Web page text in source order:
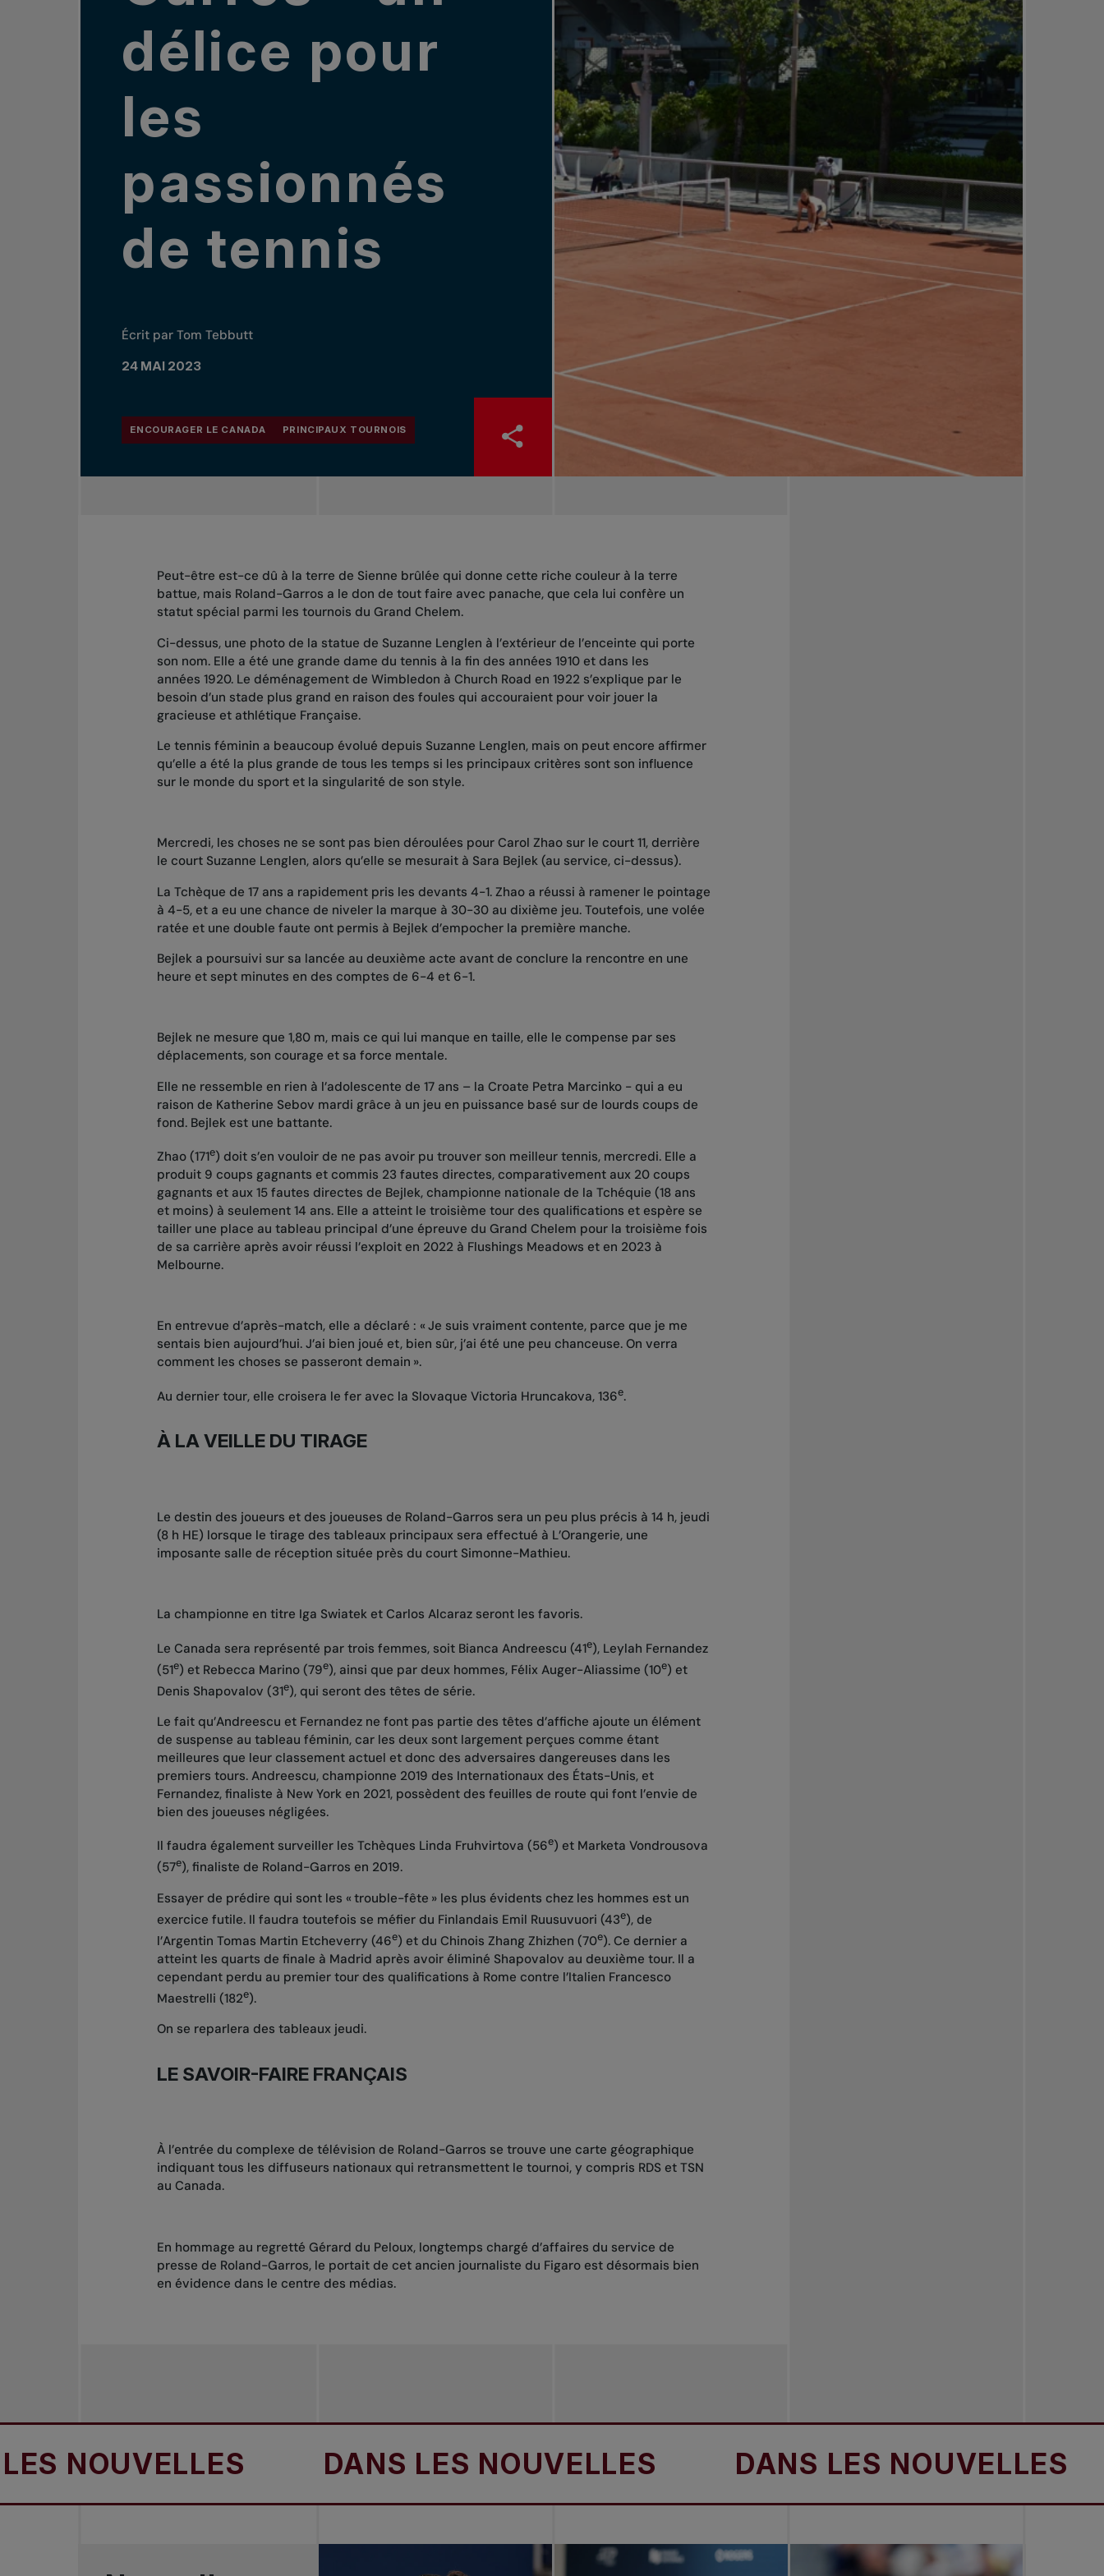
délice pour
les
passionnés
de tennis
Écrit par Tom Tebbutt
24 MAI 2023
ENCOURAGER LE CANADA PRINCIPAUX TOURNOIS
Peut-être est-ce dû à la terre de Sienne brûlée qui donne cette riche couleur à la terre
battue, mais Roland-Garros a le don de tout faire avec panache, que cela lui confère un
statut spécial parmi les tournois du Grand Chelem.
Ci-dessus, une photo de la statue de Suzanne Lenglen à l’extérieur de l’enceinte qui porte
son nom. Elle a été une grande dame du tennis à la fin des années 1910 et dans les
années 1920. Le déménagement de Wimbledon à Church Road en 1922 s’explique par le
besoin d’un stade plus grand en raison des foules qui accouraient pour voir jouer la
gracieuse et athlétique Française.
Le tennis féminin a beaucoup évolué depuis Suzanne Lenglen, mais on peut encore affirmer
qu’elle a été la plus grande de tous les temps si les principaux critères sont son influence
sur le monde du sport et la singularité de son style.
Mercredi, les choses ne se sont pas bien déroulées pour Carol Zhao sur le court 11, derrière
le court Suzanne Lenglen, alors qu’elle se mesurait à Sara Bejlek (au service, ci-dessus).
La Tchèque de 17 ans a rapidement pris les devants 4-1. Zhao a réussi à ramener le pointage
à 4-5, et a eu une chance de niveler la marque à 30-30 au dixième jeu. Toutefois, une volée
ratée et une double faute ont permis à Bejlek d’empocher la première manche.
Bejlek a poursuivi sur sa lancée au deuxième acte avant de conclure la rencontre en une
heure et sept minutes en des comptes de 6-4 et 6-1.
Bejlek ne mesure que 1,80 m, mais ce qui lui manque en taille, elle le compense par ses
déplacements, son courage et sa force mentale.
Elle ne ressemble en rien à l’adolescente de 17 ans – la Croate Petra Marcinko - qui a eu
raison de Katherine Sebov mardi grâce à un jeu en puissance basé sur de lourds coups de
fond. Bejlek est une battante.
Zhao (171e) doit s’en vouloir de ne pas avoir pu trouver son meilleur tennis, mercredi. Elle a
produit 9 coups gagnants et commis 23 fautes directes, comparativement aux 20 coups
gagnants et aux 15 fautes directes de Bejlek, championne nationale de la Tchéquie (18 ans
et moins) à seulement 14 ans. Elle a atteint le troisième tour des qualifications et espère se
tailler une place au tableau principal d’une épreuve du Grand Chelem pour la troisième fois
de sa carrière après avoir réussi l’exploit en 2022 à Flushings Meadows et en 2023 à
Melbourne.
En entrevue d’après-match, elle a déclaré : « Je suis vraiment contente, parce que je me
sentais bien aujourd’hui. J’ai bien joué et, bien sûr, j’ai été une peu chanceuse. On verra
comment les choses se passeront demain ».
Au dernier tour, elle croisera le fer avec la Slovaque Victoria Hruncakova, 136e.
À LA VEILLE DU TIRAGE
Le destin des joueurs et des joueuses de Roland-Garros sera un peu plus précis à 14 h, jeudi
(8 h HE) lorsque le tirage des tableaux principaux sera effectué à L’Orangerie, une
imposante salle de réception située près du court Simonne-Mathieu.
La championne en titre Iga Swiatek et Carlos Alcaraz seront les favoris.
Le Canada sera représenté par trois femmes, soit Bianca Andreescu (41e), Leylah Fernandez
(51e) et Rebecca Marino (79e), ainsi que par deux hommes, Félix Auger-Aliassime (10e) et
Denis Shapovalov (31e), qui seront des têtes de série.
Le fait qu’Andreescu et Fernandez ne font pas partie des têtes d’affiche ajoute un élément
de suspense au tableau féminin, car les deux sont largement perçues comme étant
meilleures que leur classement actuel et donc des adversaires dangereuses dans les
premiers tours. Andreescu, championne 2019 des Internationaux des États-Unis, et
Fernandez, finaliste à New York en 2021, possèdent des feuilles de route qui font l’envie de
bien des joueuses négligées.
Il faudra également surveiller les Tchèques Linda Fruhvirtova (56e) et Marketa Vondrousova
(57e), finaliste de Roland-Garros en 2019.
Essayer de prédire qui sont les « trouble-fête » les plus évidents chez les hommes est un
exercice futile. Il faudra toutefois se méfier du Finlandais Emil Ruusuvuori (43e), de
l’Argentin Tomas Martin Etcheverry (46e) et du Chinois Zhang Zhizhen (70e). Ce dernier a
atteint les quarts de finale à Madrid après avoir éliminé Shapovalov au deuxième tour. Il a
cependant perdu au premier tour des qualifications à Rome contre l’Italien Francesco
Maestrelli (182e).
On se reparlera des tableaux jeudi.
LE SAVOIR-FAIRE FRANÇAIS
À l’entrée du complexe de télévision de Roland-Garros se trouve une carte géographique
indiquant tous les diffuseurs nationaux qui retransmettent le tournoi, y compris RDS et TSN
au Canada.
En hommage au regretté Gérard du Peloux, longtemps chargé d’affaires du service de
presse de Roland-Garros, le portait de cet ancien journaliste du Figaro est désormais bien
en évidence dans le centre des médias.
DANS LES NOUVELLES DANS LES NOUVELLES